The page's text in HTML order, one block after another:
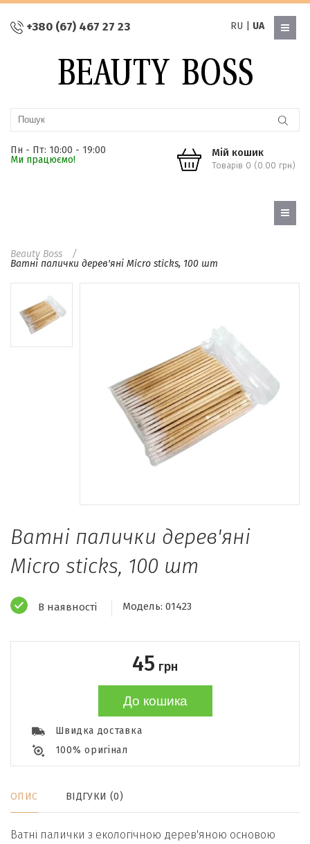
+380 (67) 467 27 23 RU UA
Пн - Пт: 10:00 - 19:00
Ми працюємо!
Мій кошик
Товарів 0 (0.00 грн)
Beauty Boss
Ватні палички дерев'яні Micro sticks, 100 шт
Ватні палички дерев'яні
Micro sticks, 100 шт
В наявності Модель: 01423
45 грн
До кошика
Швидка доставка
100% оригінал
ОПИС ВІДГУКИ (0)
Ватні палички з екологічною дерев'яною основою